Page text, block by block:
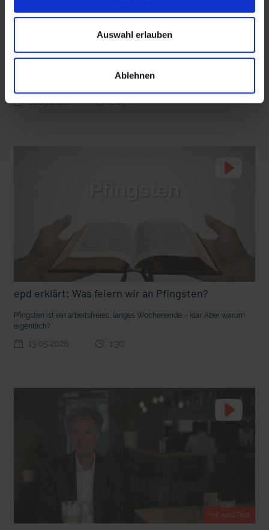
Auswahl erlauben
Ablehnen
Nachhaltige Geldanlage: Rendite mit gutem Gewissen?
epd erklärt: Das Grundgesetz
Das Grundgesetz regelt die wichtigsten Rechte und Pflichten von
14.05.2026 2:03
epd erklärt: Was feiern wir an Pfingsten?
Pfingsten ist ein arbeitsfreies, langes Wochenende – klar. Aber warum
eigentlich?
13.05.2026 1:30
mit epd Text